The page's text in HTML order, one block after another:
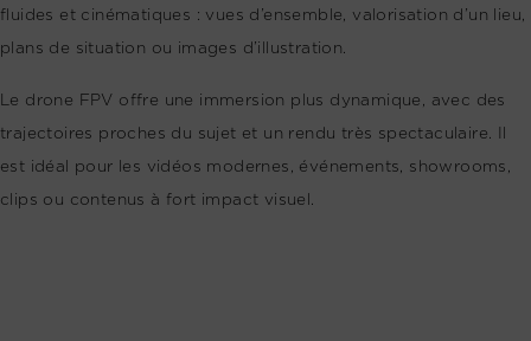
fluides et cinématiques : vues d’ensemble, valorisation d’un lieu,
plans de situation ou images d’illustration.
Le drone FPV offre une immersion plus dynamique, avec des
trajectoires proches du sujet et un rendu très spectaculaire. Il
est idéal pour les vidéos modernes, événements, showrooms,
clips ou contenus à fort impact visuel.